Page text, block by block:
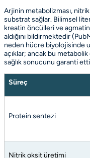
Arjinin metabolizması,
substrat sağlar. Bilimsel
kreatin öncülleri ve
aldığını bildirmektedir
neden hücre biyolojisinde
açıklar; ancak bu
sağlık sonucunu garanti
Süreç
Protein sentezi
Nitrik oksit üretimi